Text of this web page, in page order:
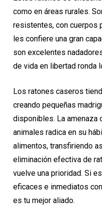
como en áreas rurales.
resistentes, con cuerpos
les confiere una gran
son excelentes
de vida en libertad ronda
Los ratones caseros
creando pequeñas
disponibles. La amenaza
animales radica en su
alimentos, transfiriendo
eliminación efectiva de
vuelve una prioridad. Si
eficaces e inmediatos
es tu mejor aliado.